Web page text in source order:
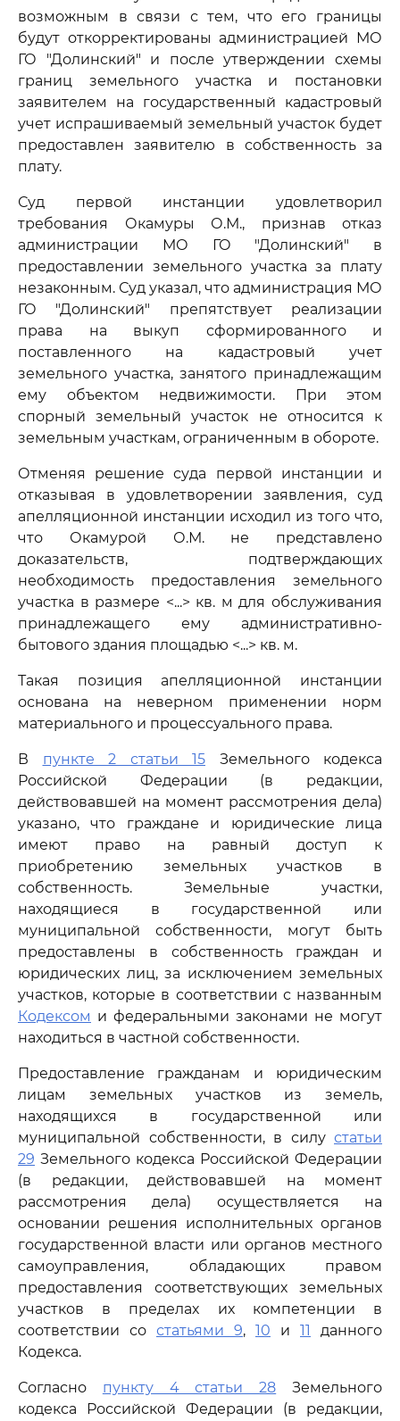
возможным в связи с тем, что его границы
будут откорректированы администрацией МО
ГО "Долинский" и после утверждении схемы
границ земельного участка и постановки
заявителем на государственный кадастровый
учет испрашиваемый земельный участок будет
предоставлен заявителю в собственность за
плату.
Суд первой инстанции удовлетворил
требования Окамуры О.М., признав отказ
администрации МО ГО "Долинский" в
предоставлении земельного участка за плату
незаконным. Суд указал, что администрация МО
ГО "Долинский" препятствует реализации
права на выкуп сформированного и
поставленного на кадастровый учет
земельного участка, занятого принадлежащим
ему объектом недвижимости. При этом
спорный земельный участок не относится к
земельным участкам, ограниченным в обороте.
Отменяя решение суда первой инстанции и
отказывая в удовлетворении заявления, суд
апелляционной инстанции исходил из того что,
что Окамурой О.М. не представлено
доказательств, подтверждающих
необходимость предоставления земельного
участка в размере <...> кв. м для обслуживания
принадлежащего ему административно-
бытового здания площадью <...> кв. м.
Такая позиция апелляционной инстанции
основана на неверном применении норм
материального и процессуального права.
В пункте 2 статьи 15 Земельного кодекса
Российской Федерации (в редакции,
действовавшей на момент рассмотрения дела)
указано, что граждане и юридические лица
имеют право на равный доступ к
приобретению земельных участков в
собственность. Земельные участки,
находящиеся в государственной или
муниципальной собственности, могут быть
предоставлены в собственность граждан и
юридических лиц, за исключением земельных
участков, которые в соответствии с названным
Кодексом и федеральными законами не могут
находиться в частной собственности.
Предоставление гражданам и юридическим
лицам земельных участков из земель,
находящихся в государственной или
муниципальной собственности, в силу статьи
29 Земельного кодекса Российской Федерации
(в редакции, действовавшей на момент
рассмотрения дела) осуществляется на
основании решения исполнительных органов
государственной власти или органов местного
самоуправления, обладающих правом
предоставления соответствующих земельных
участков в пределах их компетенции в
соответствии со статьями 9, 10 и 11
данного
Кодекса.
Согласно пункту 4 статьи 28 Земельного
кодекса Российской Федерации (в редакции,